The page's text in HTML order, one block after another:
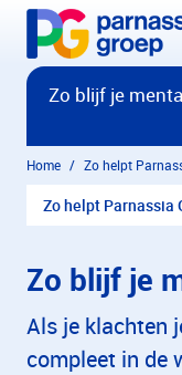
Overslaan en naar
Zo blijf je
Home
Zo helpt Parnassia
Zo blijf je
Als je klachten
compleet in de